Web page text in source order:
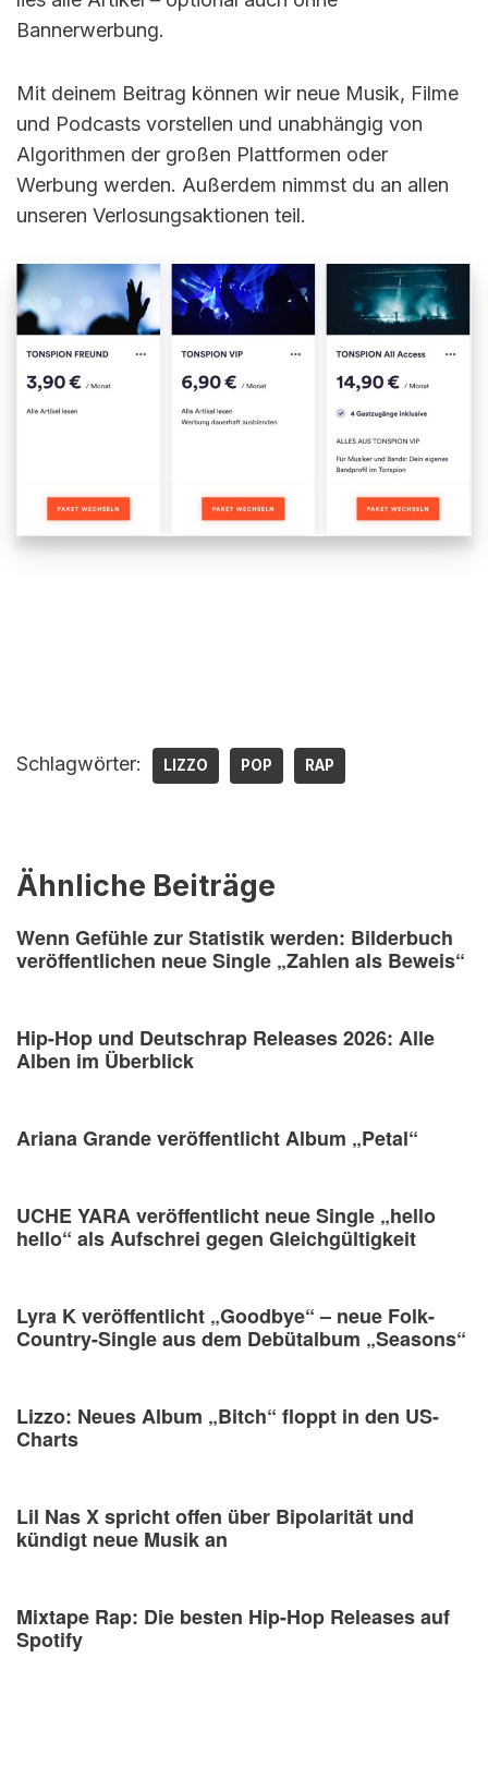
Bannerwerbung.
Mit deinem Beitrag können wir neue Musik, Filme
und Podcasts vorstellen und unabhängig von
Algorithmen der großen Plattformen oder
Werbung werden. Außerdem nimmst du an allen
unseren Verlosungsaktionen teil.
Schlagwörter: LIZZO POP RAP
Ähnliche Beiträge
Wenn Gefühle zur Statistik werden: Bilderbuch
veröffentlichen neue Single „Zahlen als Beweis“
Hip-Hop und Deutschrap Releases 2026: Alle
Alben im Überblick
Ariana Grande veröffentlicht Album „Petal“
UCHE YARA veröffentlicht neue Single „hello
hello“ als Aufschrei gegen Gleichgültigkeit
Lyra K veröffentlicht „Goodbye“ – neue Folk-
Country-Single aus dem Debütalbum „Seasons“
Lizzo: Neues Album „Bitch“ floppt in den US-
Charts
Lil Nas X spricht offen über Bipolarität und
kündigt neue Musik an
Mixtape Rap: Die besten Hip-Hop Releases auf
Spotify